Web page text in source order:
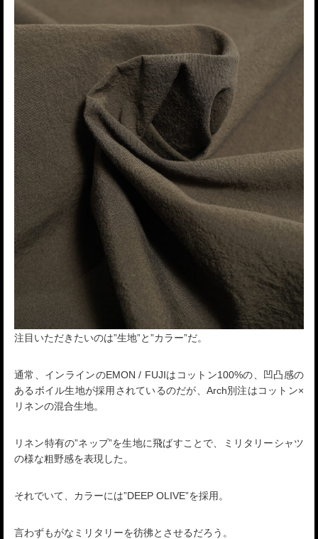
注目いただきたいのは”生地”と”カラー”だ。
通常、インラインのEMON / FUJIはコットン100%の、凹凸感の
あるボイル生地が採用されているのだが、Arch別注はコットン×
リネンの混合生地。
リネン特有の”ネップ”を生地に飛ばすことで、ミリタリーシャツ
の様な粗野感を表現した。
それでいて、カラーには”DEEP OLIVE”を採用。
言わずもがなミリタリーを彷彿とさせるだろう。